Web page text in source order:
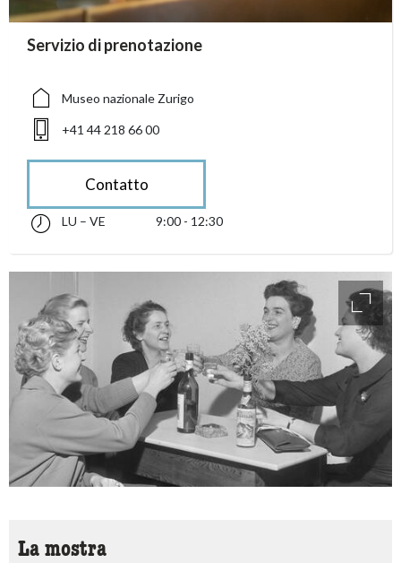
accessibility.sr-only.person_card_info
Servizio di prenotazione
accessibility.sr-only.museum
Museo nazionale Zurigo
accessibility.sr-only.phone
+41 44 218 66 00
Contatto
accessibility.sr-only.opening_hours
lunedì fino alle venerdì 09:00 - 12:30
LU – VE 9:00 - 12:30
La mostra